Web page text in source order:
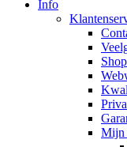
Info
Mijn